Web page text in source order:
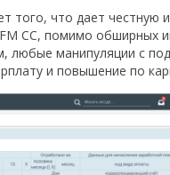
того, что дает
CC, помимо
любые манипуляции с
и повышение по